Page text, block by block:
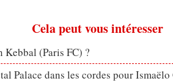
Cela peut vous intéresser
Kebbal (Paris FC) ?
Palace dans les cordes pour